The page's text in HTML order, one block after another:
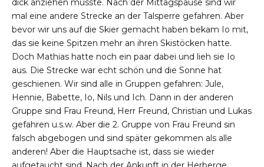
dick anziehen musste. Nach der Mittagspause sind wir
mal eine andere Strecke an der Talsperre gefahren. Aber
bevor wir uns auf die Skier gemacht haben bekam Io mit,
das sie keine Spitzen mehr an ihren Skistöcken hatte.
Doch Mathias hatte noch ein paar dabei und lieh sie Io
aus. Die Strecke war echt schön und die Sonne hat
geschienen. Wir sind alle in Gruppen gefahren: Jule,
Hennie, Babette, Io, Nils und Ich. Dann in der anderen
Gruppe sind Frau Freund, Herr Freund, Christian und Lukas
gefahren u.s.w. Aber die 2. Gruppe von Frau Freund sin
falsch abgebogen und sind später gekommen als alle
anderen! Aber die Hauptsache ist, dass sie wieder